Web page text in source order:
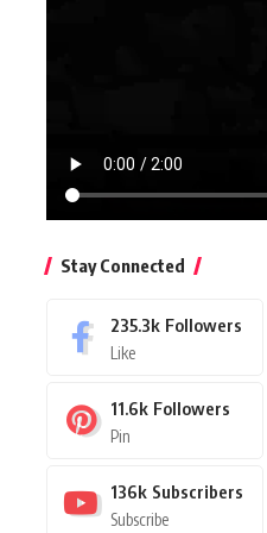
Stay Connected
235.3k Followers
Like
11.6k Followers
Pin
136k Subscribers
Subscribe